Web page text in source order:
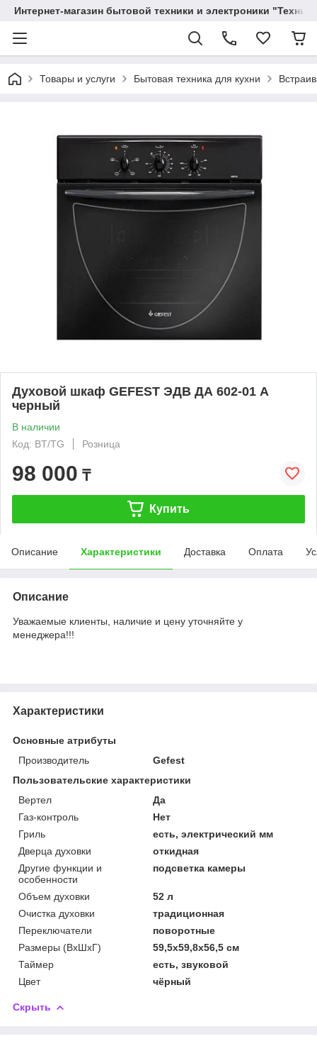
Интернет-магазин бытовой техники и электроники
Товары и услуги Бытовая техника для кухни
Духовой шкаф GEFEST ЭДВ ДА 602-01 А
черный
В наличии
Код: BT/TG
Розница
98 000 ₸
Купить
Описание Характеристики Доставка Оплата
Описание
Уважаемые клиенты, наличие и цену уточняйте у
менеджера!!!
Характеристики
Основные атрибуты
Производитель
Gefest
Пользовательские характеристики
Вертел
Да
Газ-контроль
Нет
Гриль
есть, электрический мм
Дверца духовки
откидная
Другие функции и
особенности
подсветка камеры
Объем духовки
52 л
Очистка духовки
традиционная
Переключатели
поворотные
Размеры (ВхШхГ)
59,5x59,8x56,5 см
Таймер
есть, звуковой
Цвет
чёрный
Скрыть